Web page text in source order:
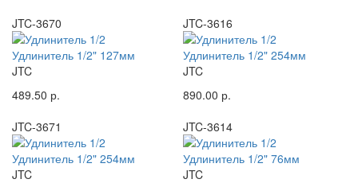
JTC-3670
Удлинитель 1/2" 127мм
JTC
489.50 р.
JTC-3616
Удлинитель 1/2" 254мм
JTC
890.00 р.
JTC-3671
Удлинитель 1/2" 254мм
JTC
JTC-3614
Удлинитель 1/2" 76мм
JTC